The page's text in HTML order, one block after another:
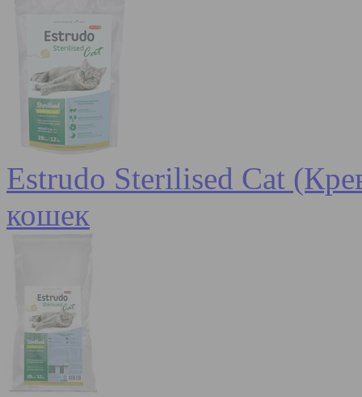
Estrudo Sterilised Cat
кошек